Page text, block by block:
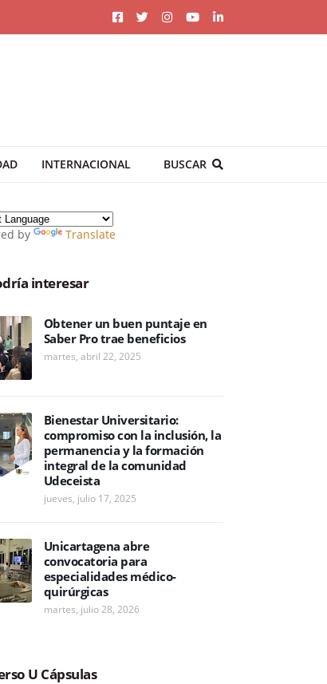
INTERNACIONAL BUSCAR
by Translate
interesar
Obtener un buen puntaje en
Saber Pro trae beneficios
martes, abril 22, 2025
Bienestar Universitario:
compromiso con la inclusión, la
permanencia y la formación
integral de la comunidad
Udeceista
jueves, julio 17, 2025
Unicartagena abre
convocatoria para
especialidades médico-
quirúrgicas
martes, julio 28, 2026
U Cápsulas